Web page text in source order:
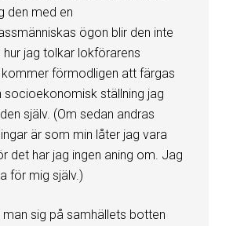
den med en
ögon blir den inte
hur jag tolkar lokförarens
förmodligen att färgas
socioekonomisk ställning jag
själv. (Om sedan andras
är som min låter jag vara
det har jag ingen aning om. Jag
för mig själv.)
man sig på samhällets botten